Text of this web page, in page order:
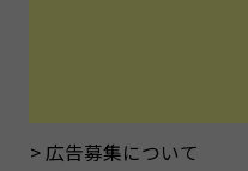
広告募集について